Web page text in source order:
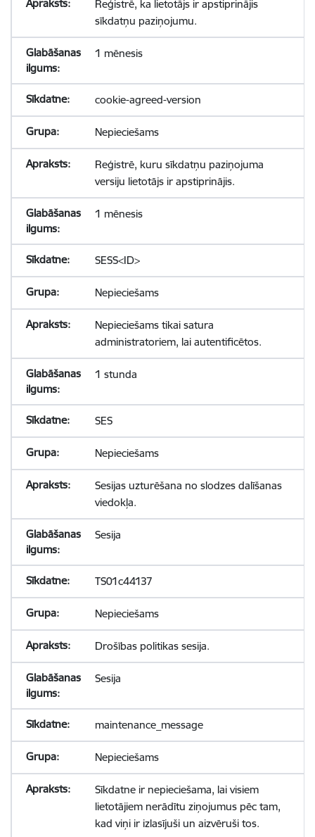
Reģistrē, ka lietotājs ir apstiprinājis
sīkdatņu paziņojumu.
1 mēnesis
cookie-agreed-version
Nepieciešams
Reģistrē, kuru sīkdatņu paziņojuma
versiju lietotājs ir apstiprinājis.
1 mēnesis
SESS<ID>
Nepieciešams
Nepieciešams tikai satura
administratoriem, lai autentificētos.
1 stunda
SES
Nepieciešams
Sesijas uzturēšana no slodzes dalīšanas
viedokļa.
Sesija
TS01c44137
Nepieciešams
Drošības politikas sesija.
Sesija
maintenance_message
Nepieciešams
Sīkdatne ir nepieciešama, lai visiem
lietotājiem nerādītu ziņojumus pēc tam,
kad viņi ir izlasījuši un aizvēruši tos.